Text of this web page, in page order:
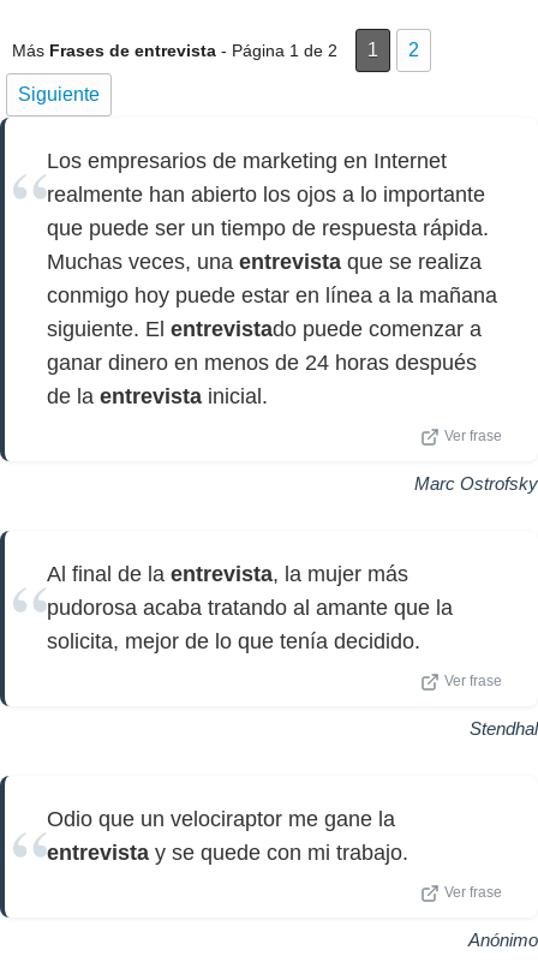
Más Frases de entrevista - Página 1 de 2 1 2
Siguiente
Los empresarios de marketing en Internet
realmente han abierto los ojos a lo importante
que puede ser un tiempo de respuesta rápida.
Muchas veces, una entrevista que se realiza
conmigo hoy puede estar en línea a la mañana
siguiente. El entrevistado puede comenzar a
ganar dinero en menos de 24 horas después
de la entrevista inicial.
Ver frase
Marc Ostrofsky
Al final de la entrevista, la mujer más
pudorosa acaba tratando al amante que la
solicita, mejor de lo que tenía decidido.
Ver frase
Stendhal
Odio que un velociraptor me gane la
entrevista y se quede con mi trabajo.
Ver frase
Anónimo